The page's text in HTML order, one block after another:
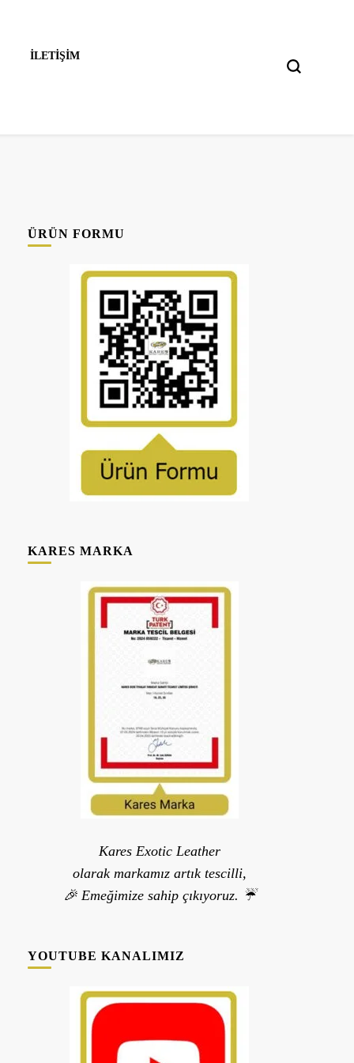
İLETIŞIM
ÜRÜN FORMU
KARES MARKA
Kares Exotic Leather
olarak markamız artık tescilli,
🎉 Emeğimize sahip çıkıyoruz. ☔
YOUTUBE KANALIMIZ